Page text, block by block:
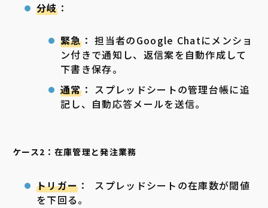
分岐：
緊急： 担当者のGoogle Chatにメンショ
ン付きで通知し、返信案を自動作成して
下書き保存。
通常： スプレッドシートの管理台帳に追
記し、自動応答メールを送信。
ケース2：在庫管理と発注業務
トリガー ： スプレッドシートの在庫数が閾値
を下回る。